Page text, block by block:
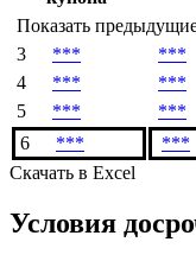
Показать
3
*** ***
4
*** ***
5
*** ***
6
*** ***
Скачать в Excel
Условия